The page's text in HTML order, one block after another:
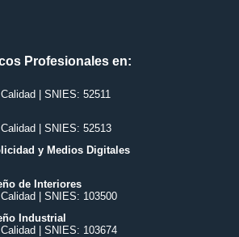
Profesionales en:
| SNIES: 52511
| SNIES: 52513
y Medios Digitales
de Interiores
| SNIES: 103500
Industrial
| SNIES: 103674